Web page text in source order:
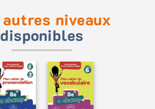
autres niveaux
disponibles